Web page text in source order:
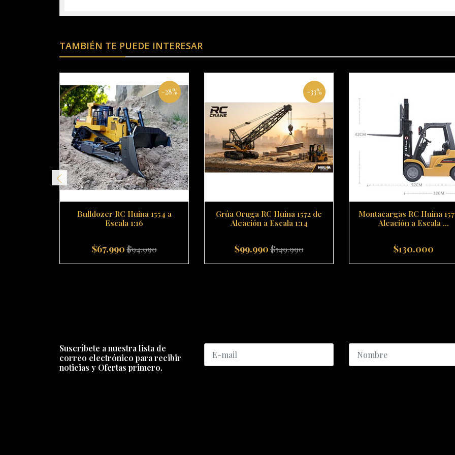
TAMBIÉN TE PUEDE INTERESAR
-28%
Bulldozer RC Huina 1554 a
Escala 1:16
+
$67.990 $94.990
-33%
Grúa Oruga RC Huina 1572 de
Aleación a Escala 1:14
+
$99.990 $149.990
Montacargas RC Huina
Aleación a Escala ...
+
$130.000
Suscríbete a nuestra lista de
correo electrónico para recibir
noticias y Ofertas primero.